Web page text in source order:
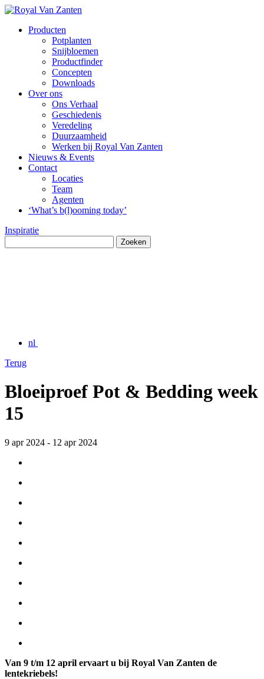
Producten
Potplanten
Snijbloemen
Productfinder
Concepten
Downloads
Over ons
Ons Verhaal
Geschiedenis
Veredeling
Duurzaamheid
Werken bij Royal Van Zanten
Nieuws & Events
Contact
Locaties
Team
Agenten
‘What’s b(l)ooming today’
Inspiratie
nl
Terug
Bloeiproef Pot & Bedding week
15
9 apr 2024 - 12 apr 2024
Van 9 t/m 12 april ervaart u bij Royal Van Zanten de
lentekriebels!